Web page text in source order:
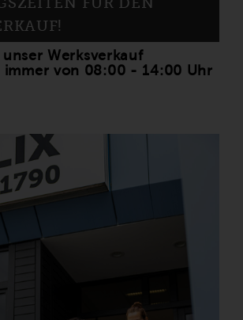
Werksverkauf
immer von 08:00 - 14:00 Uhr